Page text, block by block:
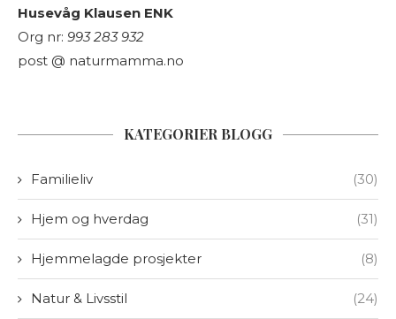
Husevåg Klausen ENK
Org nr: 993 283 932
post @ naturmamma.no
KATEGORIER BLOGG
Familieliv (30)
Hjem og hverdag (31)
Hjemmelagde prosjekter (8)
Natur & Livsstil (24)